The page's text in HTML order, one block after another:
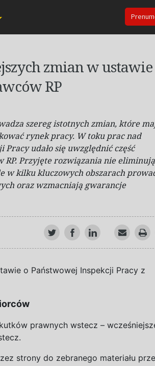
zmian w ustawie
RP
szereg istotnych zmian, które
rynek pracy. W toku prac nad
udało się uwzględnić część
RP. Przyjęte rozwiązania nie eliminują
wkilku kluczowych obszarach
oraz wzmacniają gwarancje
o Państwowej Inspekcji Pracy z
prawnych wstecz –
strony do zebranego materiału